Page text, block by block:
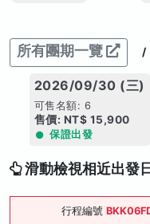
所有團期一覽 /
2026/09/30 (三)
可售名額: 6
售價: NT$ 15,900
保證出發
滑動檢視相近出發
行程編號